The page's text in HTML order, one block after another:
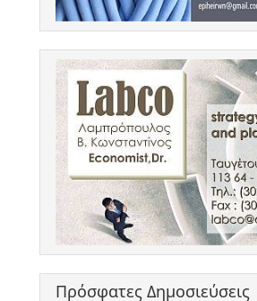
Πρόσφατες Δημοσιεύσεις